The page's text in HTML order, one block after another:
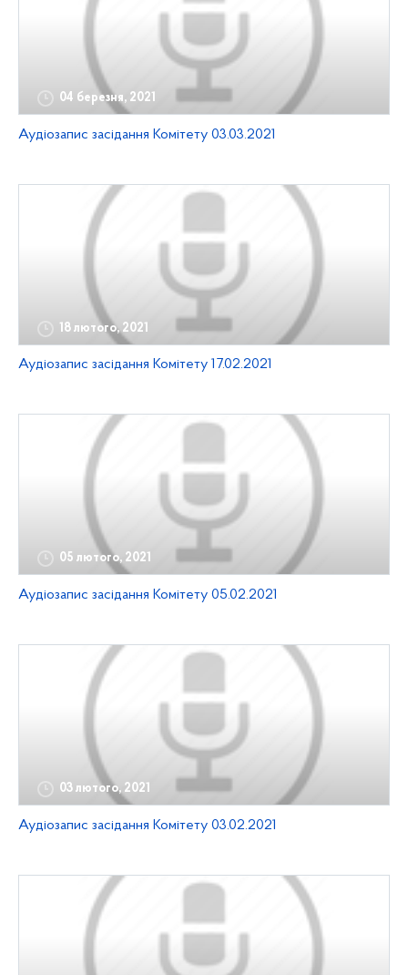
04 березня, 2021
Аудіозапис засідання Комітету 03.03.2021
18 лютого, 2021
Аудіозапис засідання Комітету 17.02.2021
05 лютого, 2021
Аудіозапис засідання Комітету 05.02.2021
03 лютого, 2021
Аудіозапис засідання Комітету 03.02.2021